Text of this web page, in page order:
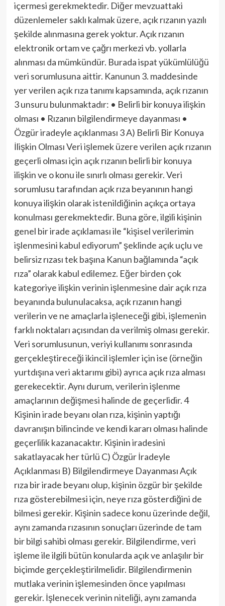
içermesi gerekmektedir. Diğer mevzuattaki
düzenlemeler saklı kalmak üzere, açık rızanın yazılı
şekilde alınmasına gerek yoktur. Açık rızanın
elektronik ortam ve çağrı merkezi vb. yollarla
alınması da mümkündür. Burada ispat yükümlülüğü
veri sorumlusuna aittir. Kanunun 3. maddesinde
yer verilen açık rıza tanımı kapsamında, açık rızanın
3 unsuru bulunmaktadır: • Belirli bir konuya ilişkin
olması • Rızanın bilgilendirmeye dayanması •
Özgür iradeyle açıklanması 3 A) Belirli Bir Konuya
İlişkin Olması Veri işlemek üzere verilen açık rızanın
geçerli olması için açık rızanın belirli bir konuya
ilişkin ve o konu ile sınırlı olması gerekir. Veri
sorumlusu tarafından açık rıza beyanının hangi
konuya ilişkin olarak istenildiğinin açıkça ortaya
konulması gerekmektedir. Buna göre, ilgili kişinin
genel bir irade açıklaması ile “kişisel verilerimin
işlenmesini kabul ediyorum” şeklinde açık uçlu ve
belirsiz rızası tek başına Kanun bağlamında “açık
rıza” olarak kabul edilemez. Eğer birden çok
kategoriye ilişkin verinin işlenmesine dair açık rıza
beyanında bulunulacaksa, açık rızanın hangi
verilerin ve ne amaçlarla işleneceği gibi, işlemenin
farklı noktaları açısından da verilmiş olması gerekir.
Veri sorumlusunun, veriyi kullanımı sonrasında
gerçekleştireceği ikincil işlemler için ise (örneğin
yurtdışına veri aktarımı gibi) ayrıca açık rıza alması
gerekecektir. Aynı durum, verilerin işlenme
amaçlarının değişmesi halinde de geçerlidir. 4
Kişinin irade beyanı olan rıza, kişinin yaptığı
davranışın bilincinde ve kendi kararı olması halinde
geçerlilik kazanacaktır. Kişinin iradesini
sakatlayacak her türlü C) Özgür İradeyle
Açıklanması B) Bilgilendirmeye Dayanması Açık
rıza bir irade beyanı olup, kişinin özgür bir şekilde
rıza gösterebilmesi için, neye rıza gösterdiğini de
bilmesi gerekir. Kişinin sadece konu üzerinde değil,
aynı zamanda rızasının sonuçları üzerinde de tam
bir bilgi sahibi olması gerekir. Bilgilendirme, veri
işleme ile ilgili bütün konularda açık ve anlaşılır bir
biçimde gerçekleştirilmelidir. Bilgilendirmenin
mutlaka verinin işlemesinden önce yapılması
gerekir. İşlenecek verinin niteliği, aynı zamanda